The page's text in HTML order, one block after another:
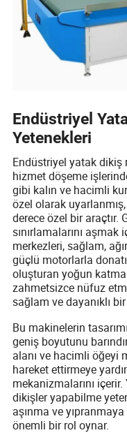
Endüstriyel
Yetenekleri
Endüstriyel yatak dikiş
hizmet döşeme
gibi kalın ve hacimli
özel olarak
derece özel bir araçtır.
sınırlamalarını
merkezleri, sağlam,
güçlü motorlarla
oluşturan yoğun
zahmetsizce nüfuz
sağlam ve dayanıklı
Bu makinelerin
geniş boyutunu
alanı ve hacimli öğeyi
hareket ettirmeye
mekanizmalarını içerir.
dikişler yapabilme
aşınma ve
önemli bir rol oynar.